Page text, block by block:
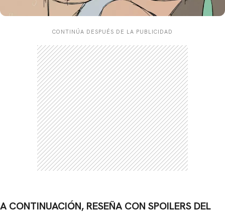
CONTINÚA DESPUÉS DE LA PUBLICIDAD
A CONTINUACIÓN, RESEÑA CON SPOILERS DEL